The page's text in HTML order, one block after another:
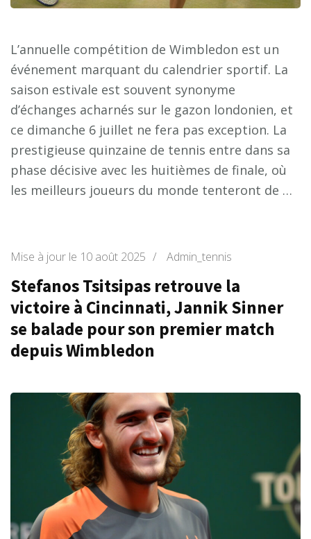
L’annuelle compétition de Wimbledon est un
événement marquant du calendrier sportif. La
saison estivale est souvent synonyme
d’échanges acharnés sur le gazon londonien, et
ce dimanche 6 juillet ne fera pas exception. La
prestigieuse quinzaine de tennis entre dans sa
phase décisive avec les huitièmes de finale, où
les meilleurs joueurs du monde tenteront de …
Mise à jour le 10 août 2025 / Admin_tennis
Stefanos Tsitsipas retrouve la
victoire à Cincinnati, Jannik Sinner
se balade pour son premier match
depuis Wimbledon